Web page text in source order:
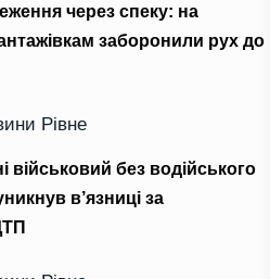
через спеку: на
заборонили рух до
Рівне
військовий без водійського
в’язниці за